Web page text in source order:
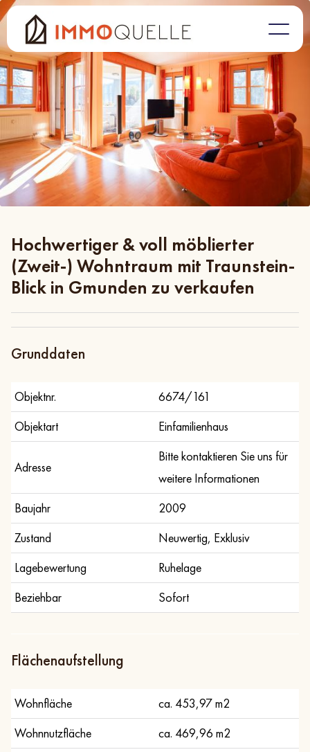
Exposé Teilen
Zur Objektliste
Hochwertiger & voll möblierter
(Zweit-) Wohntraum mit Traunstein-
Blick in Gmunden zu verkaufen
Grunddaten
Objektnr.
6674/161
Objektart
Einfamilienhaus
Adresse
Bitte kontaktieren Sie uns für
weitere Informationen
Baujahr
2009
Zustand
Neuwertig, Exklusiv
Lagebewertung
Ruhelage
Beziehbar
Sofort
Flächenaufstellung
Wohnfläche
ca. 453,97 m2
Wohnnutzfläche
ca. 469,96 m2